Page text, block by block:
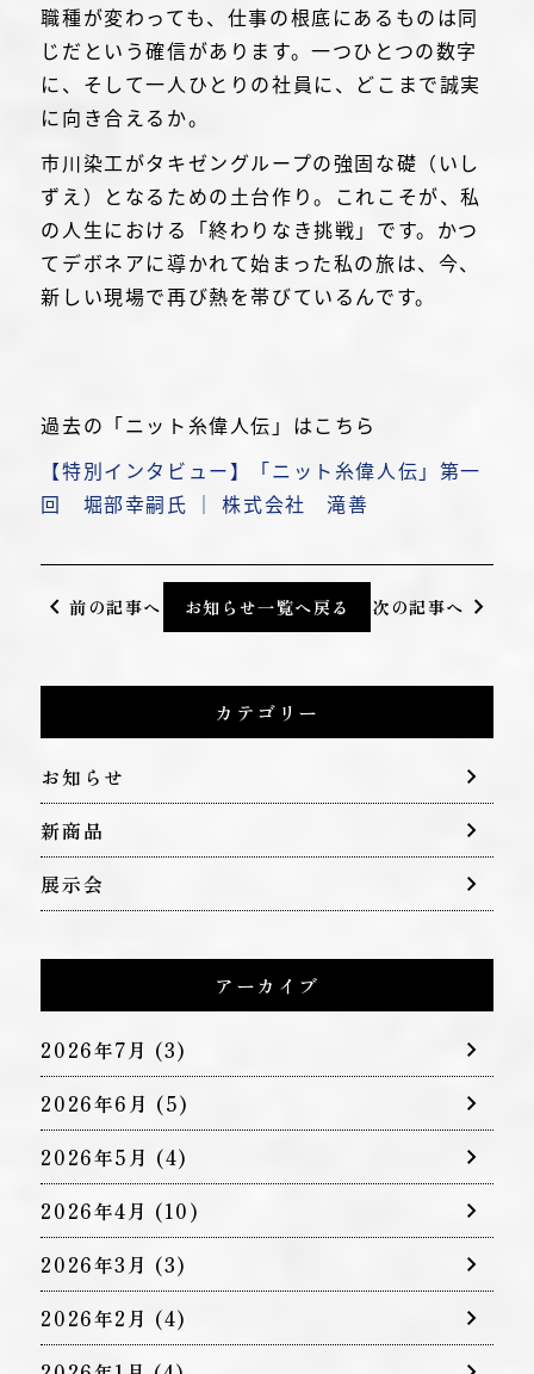
職種が変わっても、仕事の根底にあるものは同
じだという確信があります。一つひとつの数字
に、そして一人ひとりの社員に、どこまで誠実
に向き合えるか。
市川染工がタキゼングループの強固な礎（いし
ずえ）となるための土台作り。これこそが、私
の人生における「終わりなき挑戦」です。かつ
てデボネアに導かれて始まった私の旅は、今、
新しい現場で再び熱を帯びているんです。
過去の「ニット糸偉人伝」はこちら
【特別インタビュー】「ニット糸偉人伝」第一
回 堀部幸嗣氏 ｜ 株式会社 滝善
chevron_left前の記事へ お知らせ一覧へ戻る 次の記事へ chevron_right
カテゴリー
お知らせ
新商品
展示会
アーカイブ
2026年7月 (3)
2026年6月 (5)
2026年5月 (4)
2026年4月 (10)
2026年3月 (3)
2026年2月 (4)